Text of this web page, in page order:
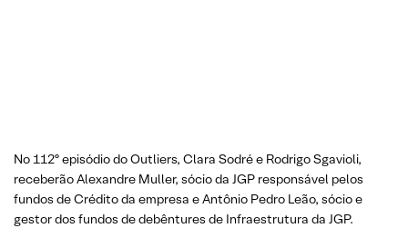
No 112º episódio do Outliers, Clara Sodré e Rodrigo Sgavioli,
receberão Alexandre Muller, sócio da JGP responsável pelos
fundos de Crédito da empresa e Antônio Pedro Leão, sócio e
gestor dos fundos de debêntures de Infraestrutura da JGP.